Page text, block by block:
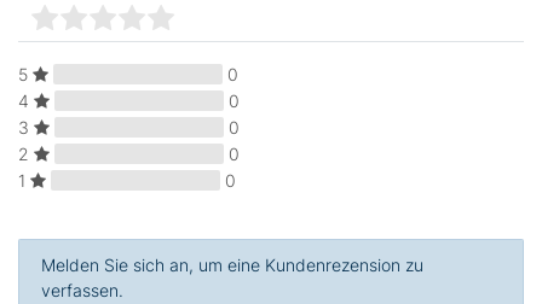
5
0
4
0
3
0
2
0
1
0
Melden Sie sich an, um eine Kundenrezension zu
verfassen.